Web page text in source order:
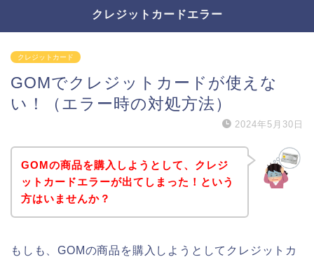
クレジットカードエラー
クレジットカード
GOMでクレジットカードが使えな
い！（エラー時の対処方法）
2024年5月30日
GOMの商品を購入しようとして、クレジ
ットカードエラーが出てしまった！という
方はいませんか？
もしも、GOMの商品を購入しようとしてクレジットカ